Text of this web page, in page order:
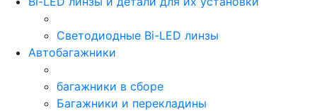
Светодиодные Bi-LED линзы
Автобагажники
багажники в сборе
Багажники и перекладины